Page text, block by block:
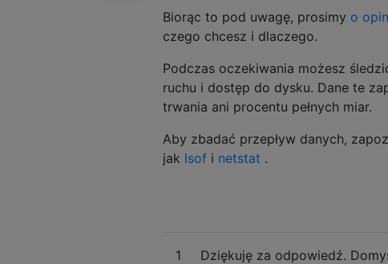
Biorąc to pod uwagę, prosimy o
czego chcesz i dlaczego.
Podczas oczekiwania możesz
ruchu i dostęp do dysku. Dane te
trwania ani procentu pełnych miar.
Aby zbadać przepływ danych,
jak lsof i netstat .
1 Dziękuję za odpowiedź.